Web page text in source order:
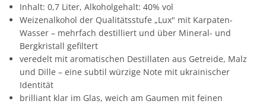
Inhalt: 0,7 Liter, Alkoholgehalt: 40% vol
Weizenalkohol der Qualitätsstufe „Lux" mit Karpaten-
Wasser – mehrfach destilliert und über Mineral- und
Bergkristall gefiltert
veredelt mit aromatischen Destillaten aus Getreide, Malz
und Dille – eine subtil würzige Note mit ukrainischer
Identität
brilliant klar im Glas, weich am Gaumen mit feinen